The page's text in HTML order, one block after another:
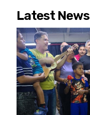
Latest News